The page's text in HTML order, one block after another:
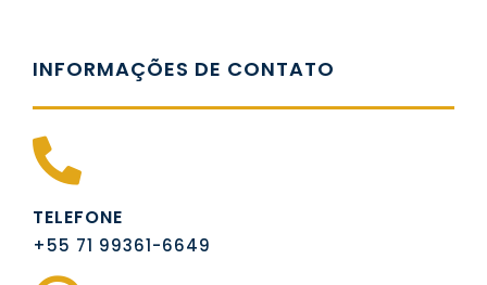
INFORMAÇÕES DE CONTATO
TELEFONE
+55 71 99361-6649